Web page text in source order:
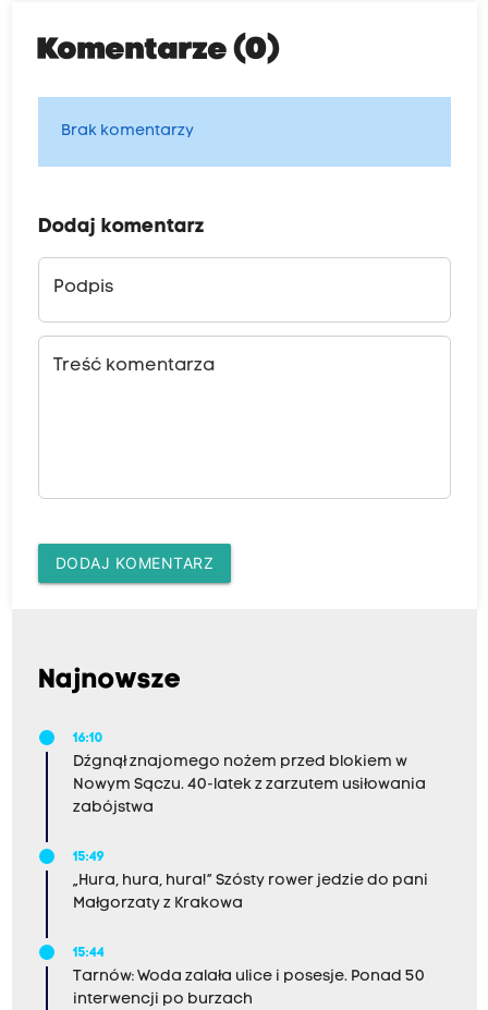
Komentarze (0)
Brak komentarzy
Dodaj komentarz
Podpis
Treść komentarza
DODAJ KOMENTARZ
Najnowsze
16:10
Dźgnął znajomego nożem przed blokiem w
Nowym Sączu. 40-latek z zarzutem usiłowania
zabójstwa
15:49
„Hura, hura, hura!” Szósty rower jedzie do pani
Małgorzaty z Krakowa
15:44
Tarnów: Woda zalała ulice i posesje. Ponad 50
interwencji po burzach